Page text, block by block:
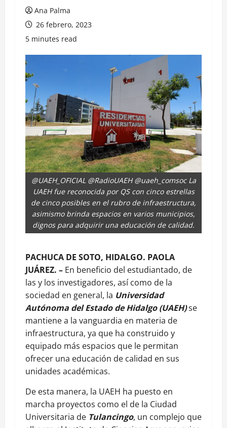
Ana Palma
26 febrero, 2023
5 minutes read
@UAEH_OFICIAL @RadioUAEH @uaeh_comsoc La
UAEH fue reconocida por QS con cinco estrellas
de cinco posibles en el rubro de infraestructura,
asimismo brinda espacios en varios municipios,
dignos para adquirir una educación de calidad.
PACHUCA DE SOTO, HIDALGO. PAOLA
JUÁREZ. – En beneficio del estudiantado, de
las y los investigadores, así como de la
sociedad en general, la Universidad
Autónoma del Estado de Hidalgo (UAEH)se
mantiene a la vanguardia en materia de
infraestructura, ya que ha construido y
equipado más espacios que le permitan
ofrecer una educación de calidad en sus
unidades académicas.
De esta manera, la UAEH ha puesto en
marcha proyectos como el de la Ciudad
Universitaria de Tulancingo, un complejo que